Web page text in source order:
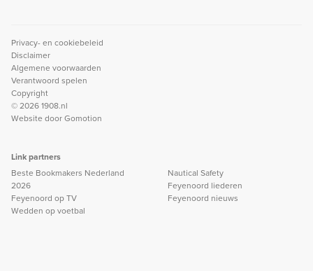
Privacy- en cookiebeleid
Disclaimer
Algemene voorwaarden
Verantwoord spelen
Copyright
© 2026 1908.nl
Website doorGomotion
Link partners
Beste Bookmakers Nederland
2026
Feyenoord op TV
Wedden op voetbal
Nautical Safety
Feyenoord liederen
Feyenoord nieuws